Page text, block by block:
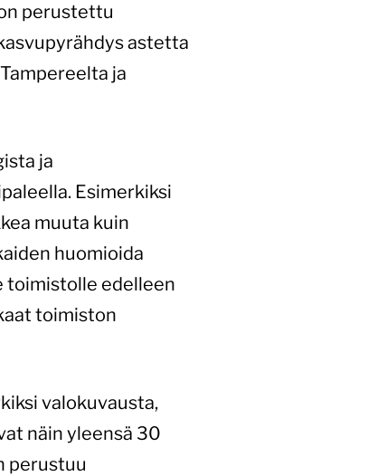
perustettu
astetta
ja
ja
Esimerkiksi
muuta kuin
huomioida
toimistolle edelleen
toimiston
valokuvausta,
näin yleensä 30
perustuu